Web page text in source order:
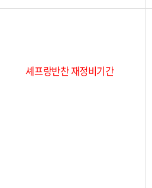
셰프랑반찬 재정비기간